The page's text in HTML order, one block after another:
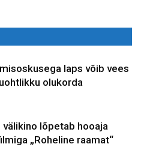
laps võib vees
olukorda
välikino lõpetab hooaja
„Roheline raamat“